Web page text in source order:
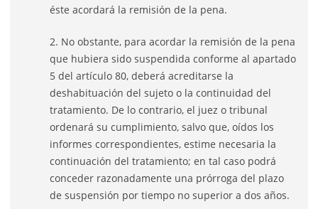
éste acordará la remisión de la pena.
2. No obstante, para acordar la remisión de la pena
que hubiera sido suspendida conforme al apartado
5 del artículo 80, deberá acreditarse la
deshabituación del sujeto o la continuidad del
tratamiento. De lo contrario, el juez o tribunal
ordenará su cumplimiento, salvo que, oídos los
informes correspondientes, estime necesaria la
continuación del tratamiento; en tal caso podrá
conceder razonadamente una prórroga del plazo
de suspensión por tiempo no superior a dos años.